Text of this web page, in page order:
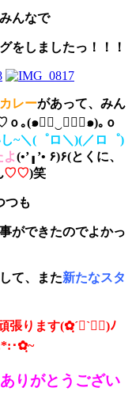
んなで
をしましたっ！！！
カレーがあって、みん
♡ｏ｡(๑◕ฺ‿ฺ◕ฺ๑)｡ｏ
~＼(゜ロ＼)(／ロ゜)
(•’╻’• ۶)۶(とくに、
♡♡)笑
つも
ができたのでよかっ
て、また新たなスタ
張ります(✿ฺ´∀`✿ฺ)ﾉ
･✿ฺ~
りがとうござい